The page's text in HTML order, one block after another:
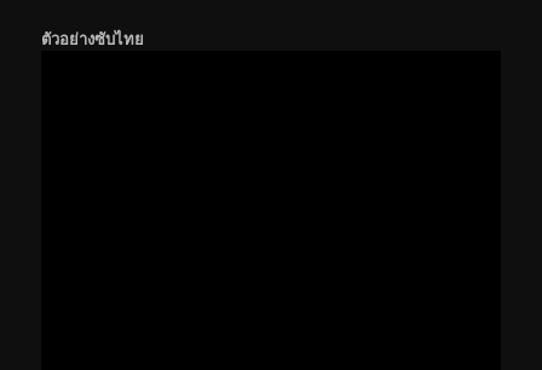
ตัวอย่างซับไทย